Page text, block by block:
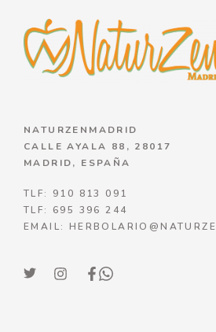
NATURZENMADRID
CALLE AYALA 88, 28017
MADRID, ESPAÑA
TLF: 910 813 091
TLF: 695 396 244
EMAIL: